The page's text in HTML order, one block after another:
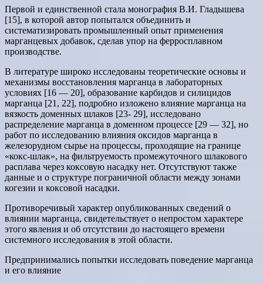
Первой и единственной стала монография В.И. Гладышева
[15], в которой автор попытался объединить и
систематизировать промышленный опыт применения
марганцевых добавок, сделав упор на ферросплавном
производстве.
В литературе широко исследованы теоретические основы и
механизмы восстановления марганца в лабораторных
условиях [16 — 20], образование карбидов и силицидов
марганца [21, 22], подробно изложено влияние марганца на
вязкость доменных шлаков [23- 29], исследовано
распределение марганца в доменном процессе [29 — 32], но
работ по исследованию влияния оксидов марганца в
железорудном сырье на процессы, проходящие на границе
«кокс-шлак», на фильтруемость промежуточного шлакового
расплава через коксовую насадку нет. Отсутствуют также
данные и о структуре пограничной области между зонами
когезии и коксовой насадки.
Противоречивый характер опубликованных сведений о
влиянии марганца, свидетельствует о непростом характере
этого явления и об отсутствии до настоящего времени
системного исследования в этой области.
Предпринимались попытки исследовать поведение марганца
и его влияние